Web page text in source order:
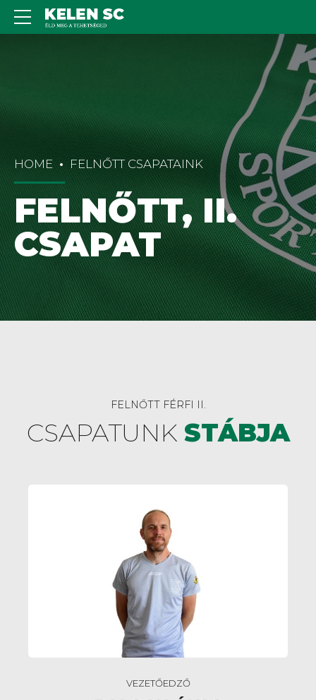
HOME FELNŐTT CSAPATAINK
FELNŐTT, II.
CSAPAT
FELNŐTT FÉRFI II.
CSAPATUNK STÁBJA
VEZETŐEDZŐ